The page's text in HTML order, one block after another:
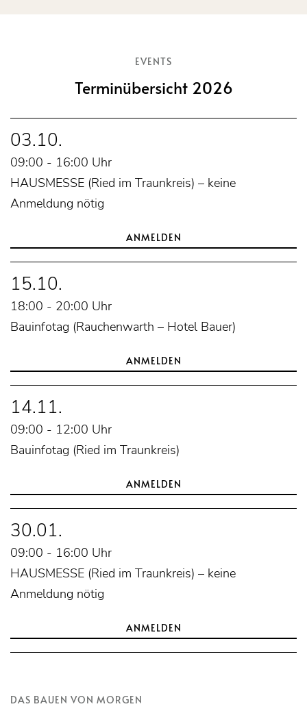
EVENTS
Terminübersicht 2026
03.10.
09:00 - 16:00 Uhr
HAUSMESSE (Ried im Traunkreis) – keine
Anmeldung nötig
ANMELDEN
15.10.
18:00 - 20:00 Uhr
Bauinfotag (Rauchenwarth – Hotel Bauer)
ANMELDEN
14.11.
09:00 - 12:00 Uhr
Bauinfotag (Ried im Traunkreis)
ANMELDEN
30.01.
09:00 - 16:00 Uhr
HAUSMESSE (Ried im Traunkreis) – keine
Anmeldung nötig
ANMELDEN
DAS BAUEN VON MORGEN